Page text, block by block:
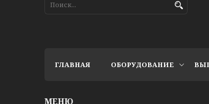
ГЛАВНАЯ ОБОРУДОВАНИЕ